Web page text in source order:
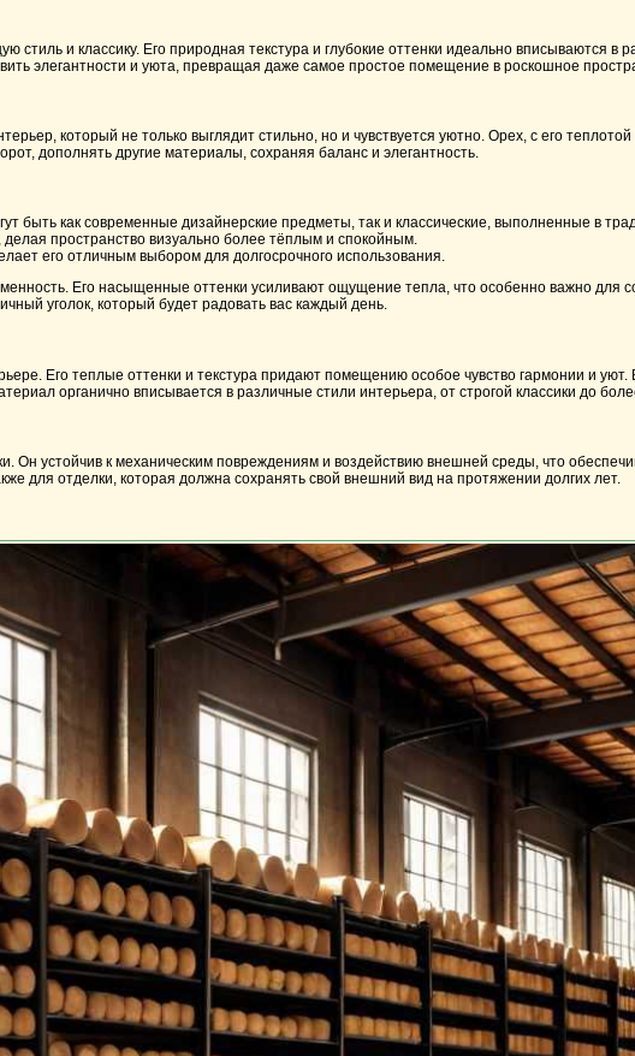
и классику. Его природная текстура и глубокие оттенки идеально вписываются в
элегантности и уюта, превращая даже самое простое помещение в роскошное
который не только выглядит стильно, но и чувствуется уютно. Орех, с его
дополнять другие материалы, сохраняя баланс и элегантность.
быть как современные дизайнерские предметы, так и классические, выполненные в
пространство визуально более тёплым и спокойным.
его отличным выбором для долгосрочного использования.
Его насыщенные оттенки усиливают ощущение тепла, что особенно важно
уголок, который будет радовать вас каждый день.
Его теплые оттенки и текстура придают помещению особое чувство гармонии и
органично вписывается в различные стили интерьера, от строгой классики до
Он устойчив к механическим повреждениям и воздействию внешней среды, что
для отделки, которая должна сохранять свой внешний вид на протяжении долгих лет.